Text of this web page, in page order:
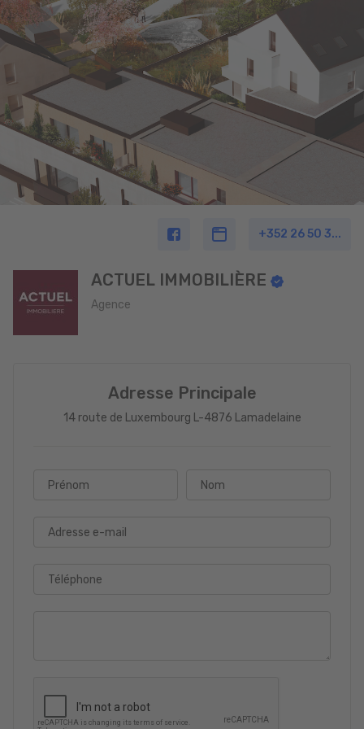
+352 26 50 3...
ACTUEL IMMOBILIÈRE
Agence
Adresse Principale
14 route de Luxembourg L-4876 Lamadelaine
Prénom Nom
Adresse e-mail
Téléphone